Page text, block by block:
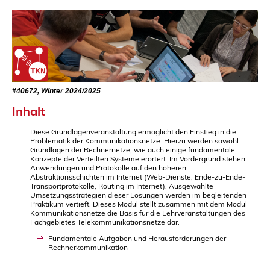
#40672, Winter 2024/2025
Inhalt
Diese Grundlagenveranstaltung ermöglicht den Einstieg in die
Problematik der Kommunikationsnetze. Hierzu werden sowohl
Grundlagen der Rechnernetze, wie auch einige fundamentale
Konzepte der Verteilten Systeme erörtert. Im Vordergrund stehen
Anwendungen und Protokolle auf den höheren
Abstraktionsschichten im Internet (Web-Dienste, Ende-zu-Ende-
Transportprotokolle, Routing im Internet). Ausgewählte
Umsetzungsstrategien dieser Lösungen werden im begleitenden
Praktikum vertieft. Dieses Modul stellt zusammen mit dem Modul
Kommunikationsnetze die Basis für die Lehrveranstaltungen des
Fachgebietes Telekommunikationsnetze dar.
Fundamentale Aufgaben und Herausforderungen der
Rechnerkommunikation